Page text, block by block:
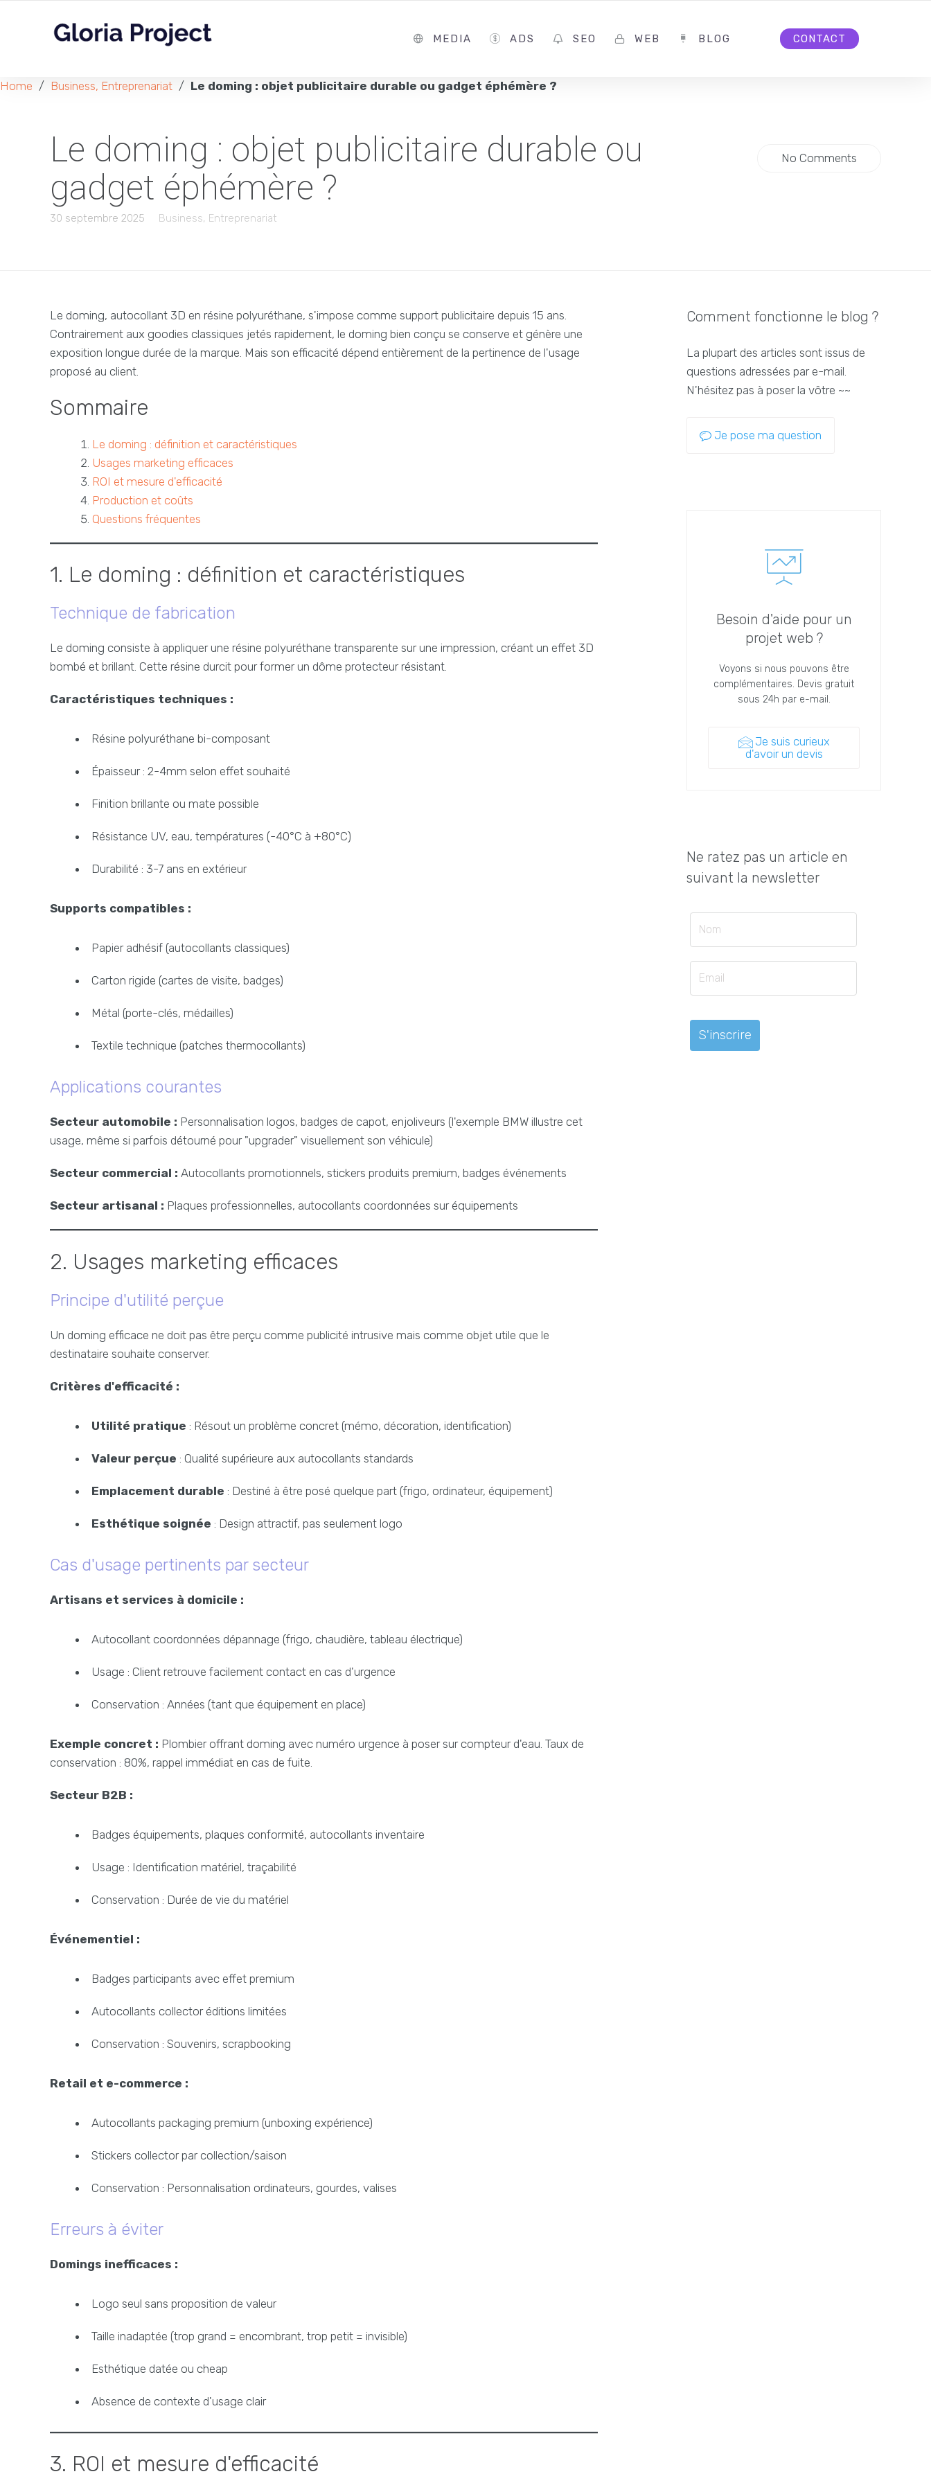
MEDIA ADS SEO WEB BLOG CONTACT
Home / Business, Entreprenariat / Le doming : objet publicitaire durable ou gadget éphémère ?
Le doming : objet publicitaire durable ou
gadget éphémère ?
30 septembre 2025 Business, Entreprenariat
No Comments
Le doming, autocollant 3D en résine polyuréthane, s'impose comme support publicitaire depuis 15 ans.
Contrairement aux goodies classiques jetés rapidement, le doming bien conçu se conserve et génère une
exposition longue durée de la marque. Mais son efficacité dépend entièrement de la pertinence de l'usage
proposé au client.
Sommaire
Le doming : définition et caractéristiques
Usages marketing efficaces
ROI et mesure d'efficacité
Production et coûts
Questions fréquentes
1. Le doming : définition et caractéristiques
Technique de fabrication
Le doming consiste à appliquer une résine polyuréthane transparente sur une impression, créant un effet 3D
bombé et brillant. Cette résine durcit pour former un dôme protecteur résistant.
Caractéristiques techniques :
Résine polyuréthane bi-composant
Épaisseur : 2-4mm selon effet souhaité
Finition brillante ou mate possible
Résistance UV, eau, températures (-40°C à +80°C)
Durabilité : 3-7 ans en extérieur
Supports compatibles :
Papier adhésif (autocollants classiques)
Carton rigide (cartes de visite, badges)
Métal (porte-clés, médailles)
Textile technique (patches thermocollants)
Applications courantes
Secteur automobile : Personnalisation logos, badges de capot, enjoliveurs (l'exemple BMW illustre cet
usage, même si parfois détourné pour "upgrader" visuellement son véhicule)
Secteur commercial : Autocollants promotionnels, stickers produits premium, badges événements
Secteur artisanal : Plaques professionnelles, autocollants coordonnées sur équipements
2. Usages marketing efficaces
Principe d'utilité perçue
Un doming efficace ne doit pas être perçu comme publicité intrusive mais comme objet utile que le
destinataire souhaite conserver.
Critères d'efficacité :
Utilité pratique : Résout un problème concret (mémo, décoration, identification)
Valeur perçue : Qualité supérieure aux autocollants standards
Emplacement durable : Destiné à être posé quelque part (frigo, ordinateur, équipement)
Esthétique soignée : Design attractif, pas seulement logo
Cas d'usage pertinents par secteur
Artisans et services à domicile :
Autocollant coordonnées dépannage (frigo, chaudière, tableau électrique)
Usage : Client retrouve facilement contact en cas d'urgence
Conservation : Années (tant que équipement en place)
Exemple concret : Plombier offrant doming avec numéro urgence à poser sur compteur d'eau. Taux de
conservation : 80%, rappel immédiat en cas de fuite.
Secteur B2B :
Badges équipements, plaques conformité, autocollants inventaire
Usage : Identification matériel, traçabilité
Conservation : Durée de vie du matériel
Événementiel :
Badges participants avec effet premium
Autocollants collector éditions limitées
Conservation : Souvenirs, scrapbooking
Retail et e-commerce :
Autocollants packaging premium (unboxing expérience)
Stickers collector par collection/saison
Conservation : Personnalisation ordinateurs, gourdes, valises
Erreurs à éviter
Domings inefficaces :
Logo seul sans proposition de valeur
Taille inadaptée (trop grand = encombrant, trop petit = invisible)
Esthétique datée ou cheap
Absence de contexte d'usage clair
3. ROI et mesure d'efficacité
Comment fonctionne le blog ?
La plupart des articles sont issus de
questions adressées par e-mail.
N'hésitez pas à poser la vôtre ~~
Je pose ma question
Besoin d'aide pour un
projet web ?
Voyons si nous pouvons être
complémentaires. Devis gratuit
sous 24h par e-mail.
Je suis curieux
d'avoir un devis
Ne ratez pas un article en
suivant la newsletter